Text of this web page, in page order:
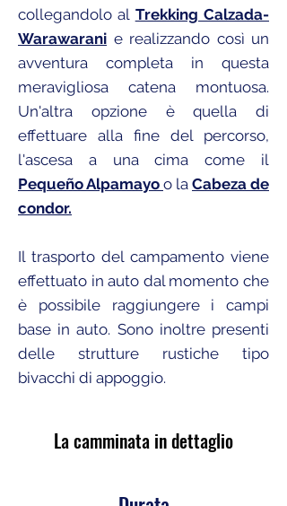
collegandolo al Trekking Calzada-
Warawarani e realizzando così un
avventura completa in questa
meravigliosa catena montuosa.
Un'altra opzione è quella di
effettuare alla fine del percorso,
l'ascesa a una cima come il
Pequeño Alpamayo o la Cabeza de
condor.
Il trasporto del campamento viene
effettuato in auto dal momento che
è possibile raggiungere i campi
base in auto. Sono inoltre presenti
delle strutture rustiche tipo
bivacchi di appoggio.
La camminata in dettaglio